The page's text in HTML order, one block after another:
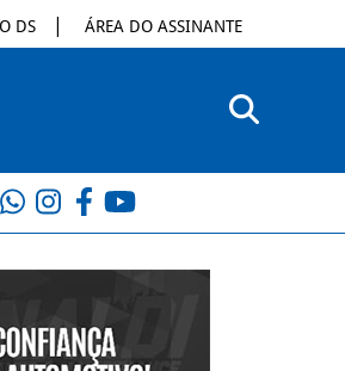
DS ÁREA DO ASSINANTE